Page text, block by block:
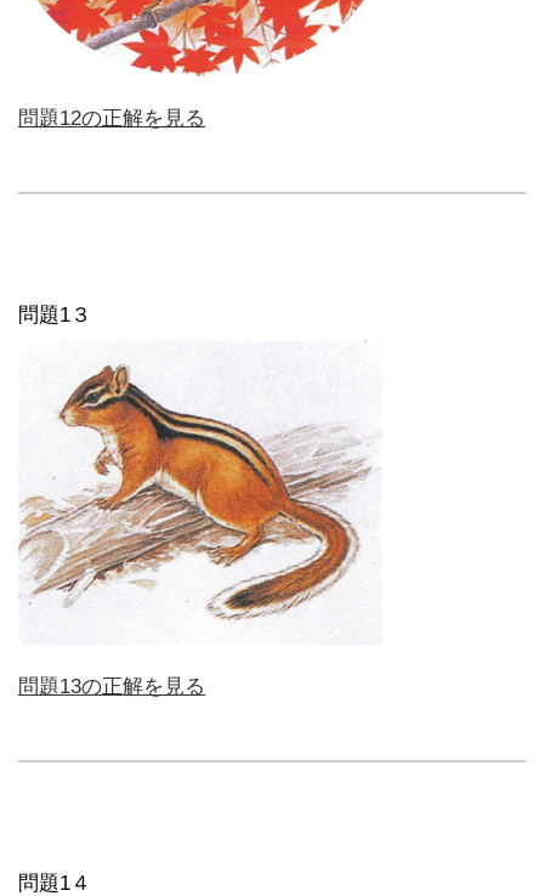
問題12の正解を見る
問題1３
問題13の正解を見る
問題1４